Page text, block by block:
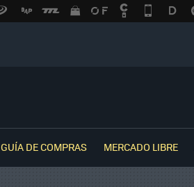
GUÍA DE COMPRAS MERCADO LIBRE